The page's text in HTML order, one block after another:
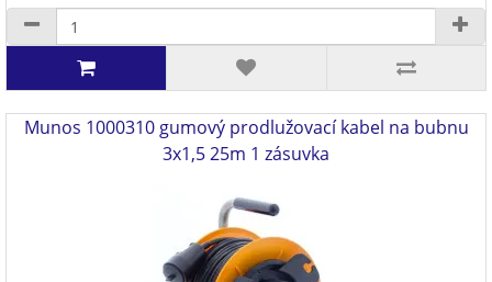
Munos 1000310 gumový prodlužovací kabel na bubnu
3x1,5 25m 1 zásuvka